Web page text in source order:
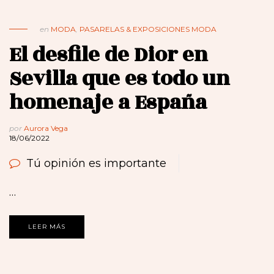
en MODA, PASARELAS & EXPOSICIONES MODA
El desfile de Dior en
Sevilla que es todo un
homenaje a España
por Aurora Vega
18/06/2022
Tú opinión es importante
…
LEER MÁS